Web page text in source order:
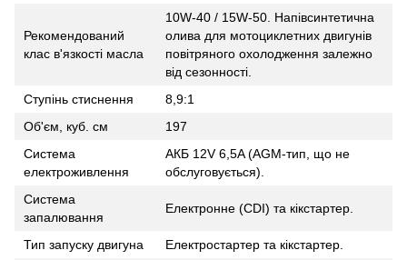
Рекомендований
клас в'язкості масла
10W-40 / 15W-50. Напівсинтетична
олива для мотоциклетних двигунів
повітряного охолодження залежно
від сезонності.
Ступінь стиснення
8,9:1
Об'єм, куб. см
197
Система
електроживлення
АКБ 12V 6,5A (AGM-тип, що не
обслуговується).
Система
запалювання
Електронне (CDI) та кікстартер.
Тип запуску двигуна
Електростартер та кікстартер.